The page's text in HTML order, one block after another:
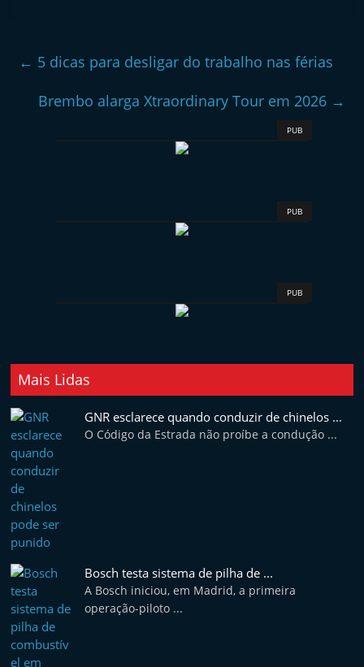
← 5 dicas para desligar do trabalho nas férias
Brembo alarga Xtraordinary Tour em 2026 →
PUB
PUB
PUB
Mais Lidas
GNR esclarece quando conduzir de chinelos ...
O Código da Estrada não proíbe a condução ...
Bosch testa sistema de pilha de ...
A Bosch iniciou, em Madrid, a primeira
operação-piloto ...